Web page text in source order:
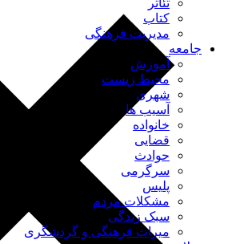
تئاتر
کتاب
مدیریت فرهنگی
جامعه
آموزش
محیط زیست
شهری
آسیب ها
خانواده
قضایی
حوادث
سرگرمی
پلیس
مشکلات مردم
سبک زندگی
میراث فرهنگی و گردشگری